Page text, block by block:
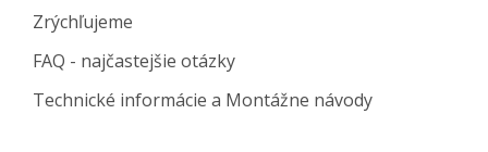
Zrýchľujeme
FAQ - najčastejšie otázky
Technické informácie a Montážne návody